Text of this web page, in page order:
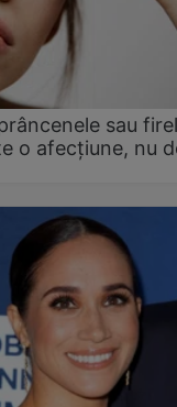
sau
o afecțiune, nu